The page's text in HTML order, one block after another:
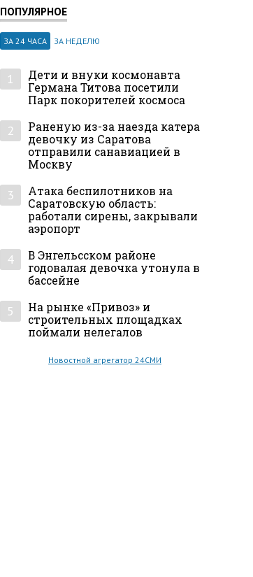
ПОПУЛЯРНОЕ
ЗА 24 ЧАСА ЗА НЕДЕЛЮ
1
Дети и внуки космонавта
Германа Титова посетили
Парк покорителей космоса
2
Раненую из-за наезда катера
девочку из Саратова
отправили санавиацией в
Москву
3
Атака беспилотников на
Саратовскую область:
работали сирены, закрывали
аэропорт
4
В Энгельсском районе
годовалая девочка утонула в
бассейне
5
На рынке «Привоз» и
строительных площадках
поймали нелегалов
Новостной агрегатор 24СМИ